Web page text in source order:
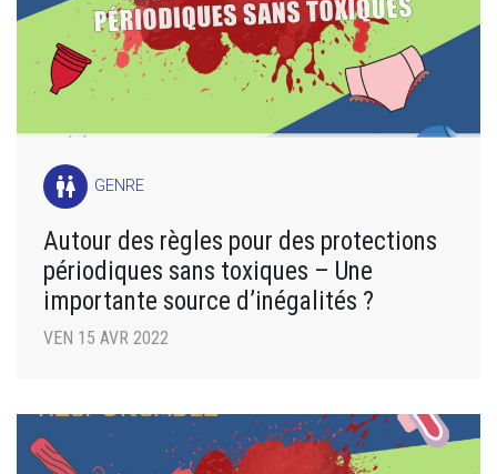
wc GENRE
Autour des règles pour des protections
périodiques sans toxiques – Une
importante source d’inégalités ?
VEN 15 AVR 2022